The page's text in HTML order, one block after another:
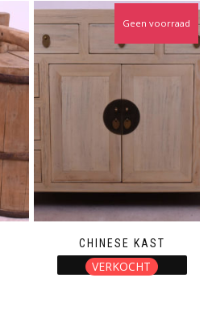
VERKOCHT
CHINESE KAST
Geen voorraad
LEES VERDER